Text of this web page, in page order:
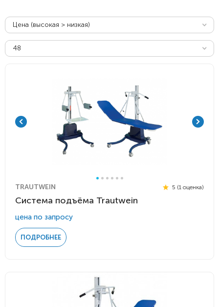
Цена (высокая > низкая)
48
TRAUTWEIN 5 (1 оценка)
Система подъёма Trautwein
цена по запросу
ПОДРОБНЕЕ